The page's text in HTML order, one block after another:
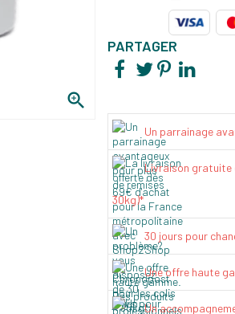

PARTAGER
Un parrainage
Livraison gratuite
30kg)*
30 jours pour
Une offre haute
Un